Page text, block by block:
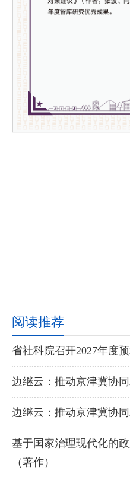
阅读推荐
省社科院召开2027年度
边继云：推动京津冀协
边继云：推动京津冀协
基于国家治理现代化的
（著作）